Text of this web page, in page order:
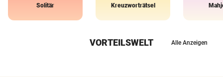
Solitär Kreuzworträtsel
VORTEILSWELT Alle Anzeigen